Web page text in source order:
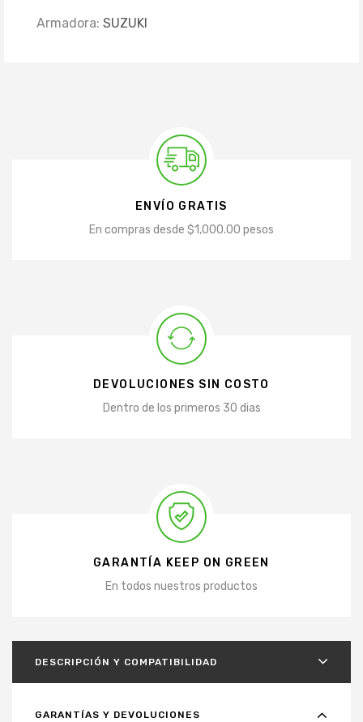
Armadora: SUZUKI
ENVÍO GRATIS
En compras desde $1,000.00 pesos
DEVOLUCIONES SIN COSTO
Dentro de los primeros 30 dias
GARANTÍA KEEP ON GREEN
En todos nuestros productos
DESCRIPCIÓN Y COMPATIBILIDAD
GARANTÍAS Y DEVOLUCIONES